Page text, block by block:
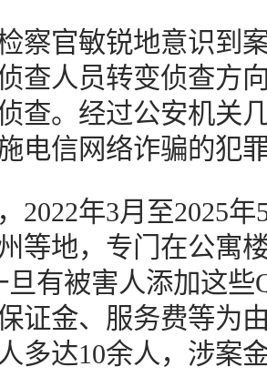
官敏锐地意识到案
查人员转变侦查方
查。经过公安机关
电信网络诈骗的犯
年3月至2025年
等地，专门在公寓
旦有被害人添加这
证金、服务费等为
多达10余人，涉案